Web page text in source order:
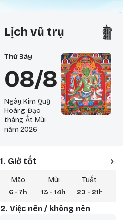
Lịch vũ trụ
Thứ Bảy
08/8
Ngày Kim Quỹ
Hoàng Đạo
tháng Ất Mùi
năm 2026
1. Giờ tốt ›
Mão
6 - 7h
Mùi
13 - 14h
Tuất
20 - 21h
2. Việc nên / không nên